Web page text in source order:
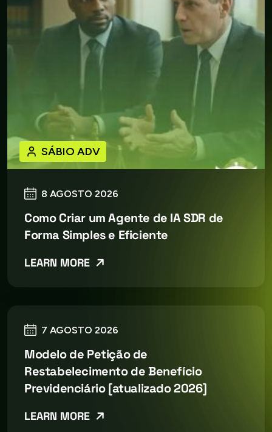
8 AGOSTO 2026
SÁBIO ADV
Como Criar um Agente de IA SDR de
Forma Simples e Eficiente
LEARN MORE
7 AGOSTO 2026
Modelo de Petição de
Restabelecimento de Benefício
Previdenciário [atualizado 2026]
LEARN MORE